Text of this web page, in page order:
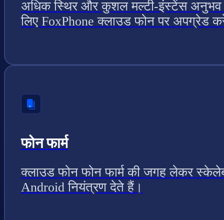
अधिक स्थिर और कुशल मल्टी-इंस्टेंस
लिए FoxPhone क्लाउड फोन पर अपग्रेड
फोन फार्म
क्लाउड फोन फोन फार्म की जगह लेकर
Android नियंत्रण देते हैं।